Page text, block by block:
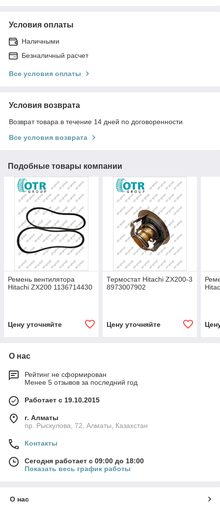
Условия оплаты
Наличными
Безналичный расчет
Все условия оплаты
Условия возврата
Возврат товара в течение 14 дней по договоренности
Все условия возврата
Подобные товары компании
Ремень вентилятора
Hitachi ZX200 1136714430
Цену уточняйте
Термостат Hitachi ZX200-3
8973007902
Цену уточняйте
О нас
Рейтинг не сформирован
Менее 5 отзывов за последний год
Работает с 19.10.2015
г. Алматы
пр. Рыскулова, 72, Алматы, Казахстан
Контакты
Сегодня работает с 09:00 до 18:00
Показать весь график работы
О нас